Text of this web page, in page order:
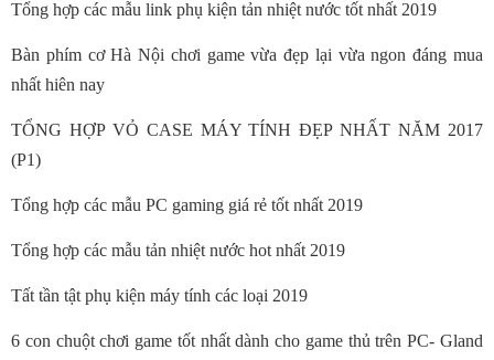
Tổng hợp các mẫu link phụ kiện tản nhiệt nước tốt nhất 2019
Bàn phím cơ Hà Nội chơi game vừa đẹp lại vừa ngon đáng mua
nhất hiên nay
TỔNG HỢP VỎ CASE MÁY TÍNH ĐẸP NHẤT NĂM 2017
(P1)
Tổng hợp các mẫu PC gaming giá rẻ tốt nhất 2019
Tổng hợp các mẫu tản nhiệt nước hot nhất 2019
Tất tần tật phụ kiện máy tính các loại 2019
6 con chuột chơi game tốt nhất dành cho game thủ trên PC- Gland